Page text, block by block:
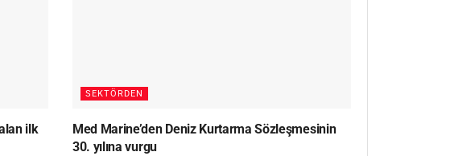
ilk
SEKTÖRDEN
Med Marine’den Deniz Kurtarma Sözleşmesinin
30. yılına vurgu